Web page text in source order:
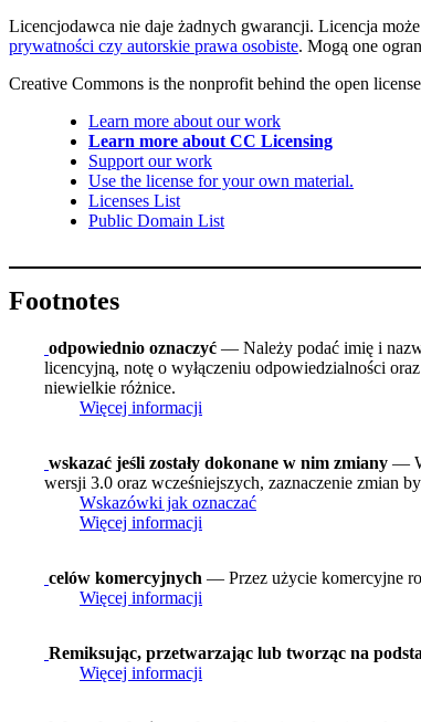
Licencjodawca nie daje żadnych gwarancji. Licencja
prywatności czy autorskie prawa osobiste. Mogą one
Creative Commons is the nonprofit behind the open
Learn more about our work
Learn more about CC Licensing
Support our work
Use the license for your own material.
Licenses List
Public Domain List
Footnotes
odpowiednio oznaczyć — Należy podać imię i
licencyjną, notę o wyłączeniu odpowiedzialności
niewielkie różnice.
Więcej informacji
wskazać jeśli zostały dokonane w nim zmiany —
wersji 3.0 oraz wcześniejszych, zaznaczenie zmian
Wskazówki jak oznaczać
Więcej informacji
celów komercyjnych — Przez użycie komercyjne
Więcej informacji
Remiksując, przetwarzając lub tworząc na
Więcej informacji